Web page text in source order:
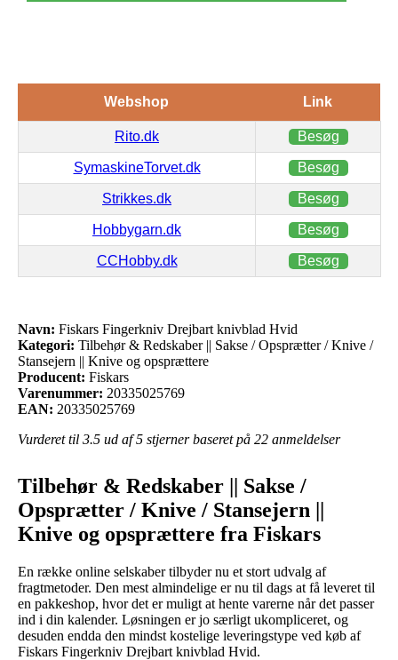
Webshop Link
Rito.dk Besøg
SymaskineTorvet.dk Besøg
Strikkes.dk Besøg
Hobbygarn.dk Besøg
CCHobby.dk Besøg
Navn: Fiskars Fingerkniv Drejbart knivblad Hvid
Kategori: Tilbehør & Redskaber || Sakse / Opsprætter / Knive /
Stansejern || Knive og opsprættere
Producent: Fiskars
Varenummer: 20335025769
EAN: 20335025769
Vurderet til 3.5 ud af 5 stjerner baseret på 22 anmeldelser
Tilbehør & Redskaber || Sakse /
Opsprætter / Knive / Stansejern ||
Knive og opsprættere fra Fiskars
En række online selskaber tilbyder nu et stort udvalg af
fragtmetoder. Den mest almindelige er nu til dags at få leveret til
en pakkeshop, hvor det er muligt at hente varerne når det passer
ind i din kalender. Løsningen er jo særligt ukompliceret, og
desuden endda den mindst kostelige leveringstype ved køb af
Fiskars Fingerkniv Drejbart knivblad Hvid.